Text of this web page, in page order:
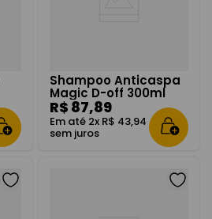
Shampoo Anticaspa
Magic D-off 300ml
R$ 87,89
Em até 2x R$ 43,94
sem juros